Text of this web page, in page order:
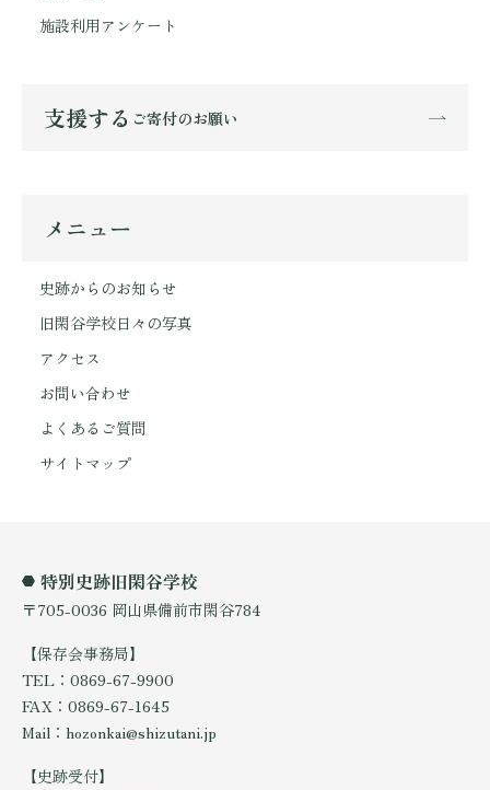
施設利用アンケート
支援する ご寄付のお願い
メニュー
史跡からのお知らせ
旧閑谷学校日々の写真
アクセス
お問い合わせ
よくあるご質問
サイトマップ
特別史跡旧閑谷学校
〒705-0036 岡山県備前市閑谷784
【保存会事務局】
TEL：0869-67-9900
FAX：0869-67-1645
Mail：hozonkai@shizutani.jp
【史跡受付】